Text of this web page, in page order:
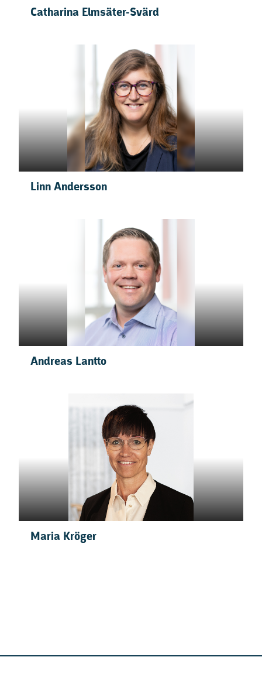
Catharina Elmsäter-Svärd
Linn Andersson
Andreas Lantto
Maria Kröger